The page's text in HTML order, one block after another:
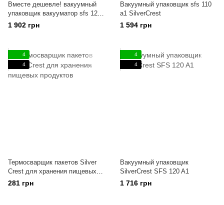
Вместе дешевле! вакуумный
упаковщик вакууматор sfs 120
a1 SilverCrest+Измельчитель
чоппер SilverCrest SMZ 260w
1 902 грн
Вакуумный упаковщик sfs 110
a1 SilverCrest
1 594 грн
4
4
Термосварщик пакетов Silver
Crest для хранения пищевых
продуктов
281 грн
4
4
Вакуумный упаковщик
SilverCrest SFS 120 A1
1 716 грн